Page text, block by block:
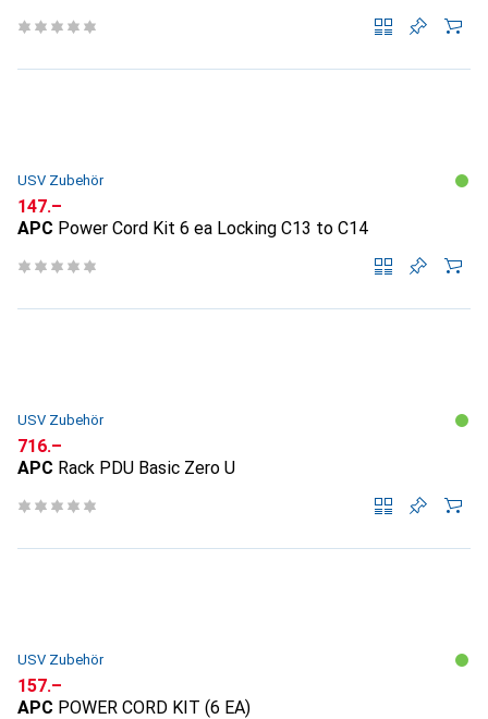
USV Zubehör
CHF
147.–
APC Power Cord Kit 6 ea Locking C13 to C14
USV Zubehör
CHF
716.–
APC Rack PDU Basic Zero U
USV Zubehör
CHF
157.–
APC POWER CORD KIT (6 EA)